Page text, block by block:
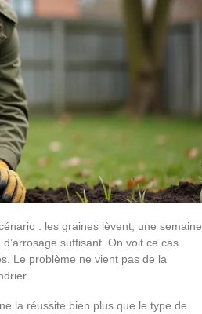
: les graines lèvent, une semaine
suffisant. On voit ce cas
Le problème ne vient pas de la
la réussite bien plus que le type de